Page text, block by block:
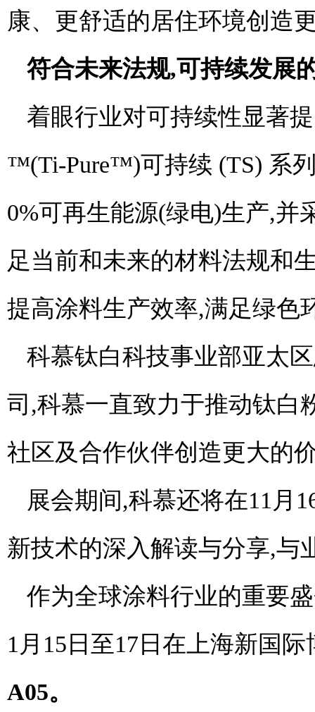
康、更舒适的居住环境创造
符合未来法规,可持续发展
着眼行业对可持续性显著
™(Ti-Pure™)可持续 (TS) 系
0%可再生能源(绿电)生产,并
足当前和未来的材料法规和
提高涂料生产效率,满足绿色
科慕钛白科技事业部亚太
司,科慕一直致力于推动钛白
社区及合作伙伴创造更大的
展会期间,科慕还将在11月
新技术的深入解读与分享,与
作为全球涂料行业的重要
1月15日至17日在上海新国
A05。